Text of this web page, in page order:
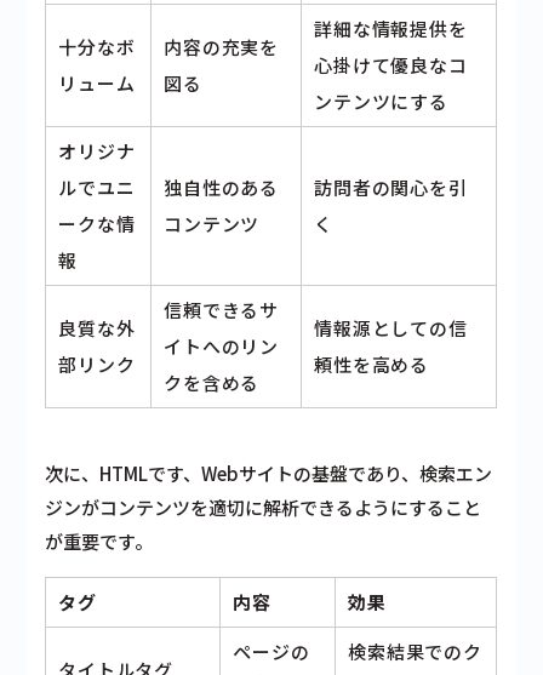
十分なボ
リューム
内容の充実を
図る
詳細な情報提供を
心掛けて優良なコ
ンテンツにする
オリジナ
ルでユニ
ークな情
報
独自性のある
コンテンツ
訪問者の関心を引
く
良質な外
部リンク
信頼できるサ
イトへのリン
クを含める
情報源としての信
頼性を高める
次に、HTMLです、Webサイトの基盤であり、検索エン
ジンがコンテンツを適切に解析できるようにすること
が重要です。
タグ 内容 効果
タイトルタグ
ページの
検索結果でのク